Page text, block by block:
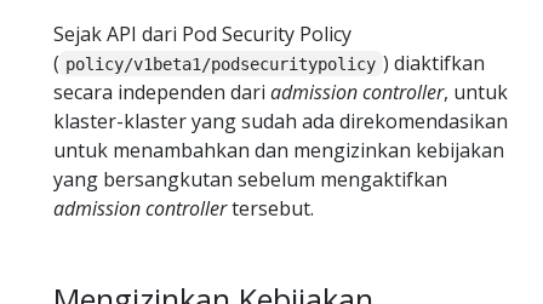
Sejak API dari Pod Security Policy
( policy/v1beta1/podsecuritypolicy ) diaktifkan
secara independen dari admission controller, untuk
klaster-klaster yang sudah ada direkomendasikan
untuk menambahkan dan mengizinkan kebijakan
yang bersangkutan sebelum mengaktifkan
admission controllertersebut.